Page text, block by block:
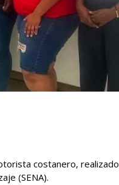
costanero,
(SENA).